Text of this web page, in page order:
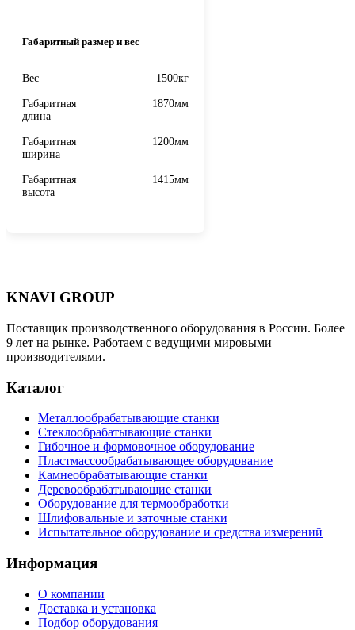
Габаритный размер и вес
Вес 1500кг
Габаритная
длина
1870мм
Габаритная
ширина
1200мм
Габаритная
высота
1415мм
KNAVI GROUP
Поставщик производственного оборудования в России. Более
9 лет на рынке. Работаем с ведущими мировыми
производителями.
Каталог
Металлообрабатывающие станки
Стеклообрабатывающие станки
Гибочное и формовочное оборудование
Пластмассообрабатывающее оборудование
Камнеобрабатывающие станки
Деревообрабатывающие станки
Оборудование для термообработки
Шлифовальные и заточные станки
Испытательное оборудование и средства измерений
Информация
О компании
Доставка и установка
Подбор оборудования